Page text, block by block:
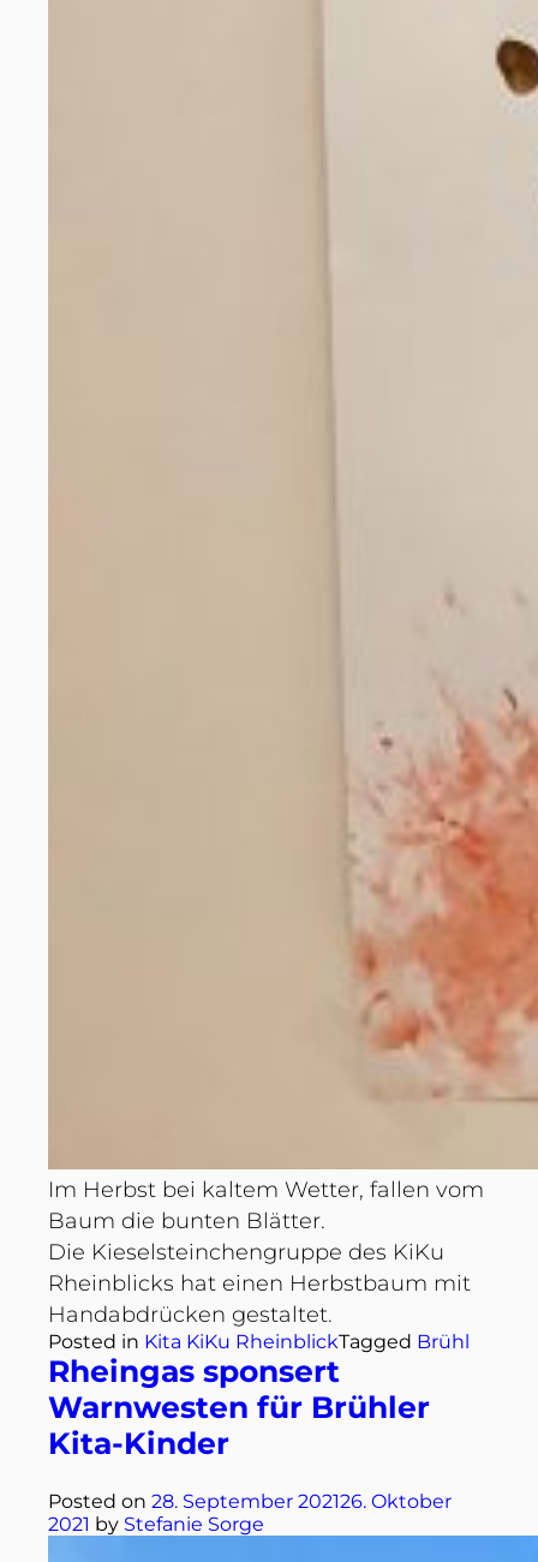
Im Herbst bei kaltem Wetter, fallen vom
Baum die bunten Blätter.
Die Kieselsteinchengruppe des KiKu
Rheinblicks hat einen Herbstbaum mit
Handabdrücken gestaltet.
Posted in Kita KiKu RheinblickTagged Brühl
Rheingas sponsert
Warnwesten für Brühler
Kita-Kinder
Posted on 28. September 202126. Oktober
2021 by Stefanie Sorge